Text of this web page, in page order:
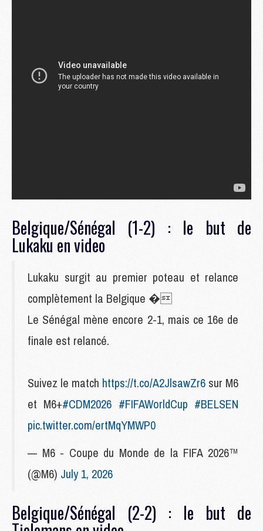
Belgique/Sénégal (1-2) : le but de
Lukaku en video
Lukaku surgit au premier poteau et relance
complètement la Belgique �
Le Sénégal mène encore 2-1, mais ce 16e de
finale est relancé.
Suivez le match https://t.co/A2JlsawZr6 sur M6
et M6+#CDM2026 #FIFAWorldCup #BELSEN
pic.twitter.com/ertMqYMWP0
— M6 - Coupe du Monde de la FIFA 2026™
(@M6) July 1, 2026
Belgique/Sénégal (2-2) : le but de